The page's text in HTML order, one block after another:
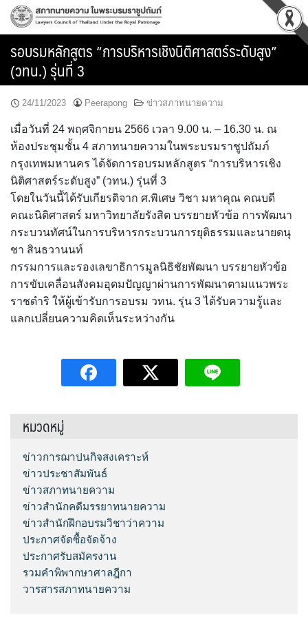
Skip
รอบรมหลักสูตร “การบริหารเชิงนิติศาสตร์ระดับสูง”
(วทน.) รุ่นที่ 3
24/11/2023 Peerapong ข่าวสภาทนายความ
เมื่อวันที่ 24 พฤศจิกายน 2566 เวลา 9.00 น. – 16.30 น. ณ
ห้องประชุมชั้น 4 สภาทนายความในพระบรมราชูปถัมภ์
กรุงเทพมหานคร ได้จัดการอบรมหลักสูตร “การบริหารเชิง
นิติศาสตร์ระดับสูง” (วทน.) รุ่นที่ 3
โดยในวันนี้ได้รับเกียรติจาก ศ.พิเศษ วิชา มหาคุณ คณบดี
คณะนิติศาสตร์ มหาวิทยาลัยรังสิต บรรยายหัวข้อ การพัฒนา
กระบวนทัศน์ในการบริหารกระบวนการยุติธรรมและนายดนุ
ชา สินธวานนท์
กรรมการและรองเลขาธิการมูลนิธิชัยพัฒนา บรรยายหัวข้อ
การขับเคลื่อนสังคมอุดมปัญญาผ่านการพัฒนาตามแนวพระ
ราชดำริ ให้ผู้เข้ารับการอบรม วทน. รุ่น 3 ได้รับความรู้และ
แลกเปลี่ยนความคิดเห็นระหว่างกัน
หมวดหมู่
ข่าวการฌาปนกิจสงเคราะห์
ข่าวประชาสัมพันธ์
ข่าวสภาทนายความ
ข่าวสำนักคดีมรรยาทนายความ
ข่าวสำนักฝึกอบรมวิชาว่าความ
ประกาศจัดซื้อจัดจ้าง
ประกาศรับสมัครงาน
รวมคำพิพากษาศาลฎีกา
วารสารสภาทนายความ